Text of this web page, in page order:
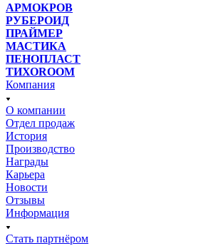
АРМОКРОВ
РУБЕРОИД
ПРАЙМЕР
МАСТИКА
ПЕНОПЛАСТ
ТИХОROOM
Компания
О компании
Отдел продаж
История
Производство
Награды
Карьера
Новости
Отзывы
Информация
Стать партнёром